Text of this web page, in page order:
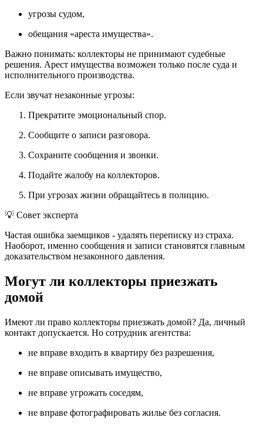
угрозы судом,
обещания «ареста имущества».
Важно понимать: коллекторы не принимают судебные
решения. Арест имущества возможен только после суда и
исполнительного производства.
Если звучат незаконные угрозы:
Прекратите эмоциональный спор.
Сообщите о записи разговора.
Сохраните сообщения и звонки.
Подайте жалобу на коллекторов.
При угрозах жизни обращайтесь в полицию.
💡 Совет эксперта
Частая ошибка заемщиков - удалять переписку из страха.
Наоборот, именно сообщения и записи становятся главным
доказательством незаконного давления.
Могут ли коллекторы приезжать
домой
Имеют ли право коллекторы приезжать домой? Да, личный
контакт допускается. Но сотрудник агентства:
не вправе входить в квартиру без разрешения,
не вправе описывать имущество,
не вправе угрожать соседям,
не вправе фотографировать жилье без согласия.